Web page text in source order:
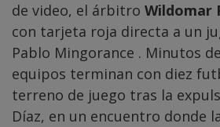
de video, el árbitro Wildomar
con tarjeta roja directa a un
Pablo Mingorance . Minutos
equipos terminan con diez
terreno de juego tras la
Díaz, en un encuentro donde